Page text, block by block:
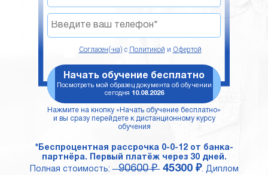
Согласен(-на) с Политикой и Офертой
Начать обучение бесплатно
Посмотреть мой образец документа об обучении
сегодня 10.08.2026
Нажмите на кнопку «Начать обучение бесплатно»
и вы сразу перейдете к дистанционному курсу
обучения
*Беспроцентная рассрочка 0-0-12 от банка-
партнёра. Первый платёж через 30 дней.
Полная стоимость:90600 ₽ 45300 ₽. Диплом